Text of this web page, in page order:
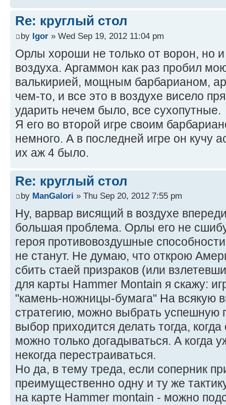
Re: круглый стол
by Igor » Wed Sep 19, 2012 11:04 pm
Орлы хороши не только от ворон, но
воздуха. Аргаммон как раз пробил
валькирией, мощным барбарианом,
чем-то, и все это в воздухе висело
ударить нечем было, все сухопутные.
Я его во второй игре своим
немного. А в последней игре он кучу
их аж 4 было.
Re: круглый стол
by ManGalori » Thu Sep 20, 2012 7:55 pm
Ну, варвар висящий в воздухе
большая проблема. Орлы его не
героя противовоздушные
не станут. Не думаю, что открою
сбить стаей призраков (или
для карты Hammer Montain я скажу:
"камень-ножницы-бумага" На всякую
стратегию, можно выбрать успешную
выбор приходится делать тогда,
можно только догадываться. А когда
некогда перестраиваться.
Но да, в тему треда, если соперник
преимущественно одну и ту же
на карте Hammer montain - можно